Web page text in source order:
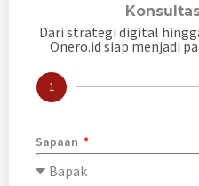
Dari strategi digital
Onero.id siap menjadi
1
Sapaan